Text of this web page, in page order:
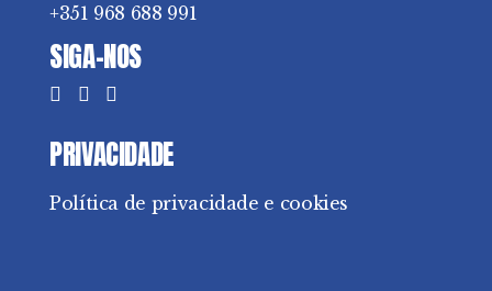
+351 968 688 991
SIGA-NOS
PRIVACIDADE
Política de privacidade e cookies